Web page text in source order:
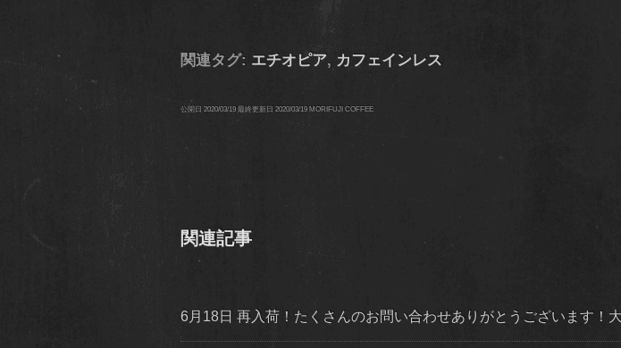
関連タグ: エチオピア, カフェインレス
公開日 2020/03/19 最終更新日 2020/03/19 MORIFUJI COFFEE
関連記事
6月18日 再入荷！たくさんのお問い合わせありがとうございます！